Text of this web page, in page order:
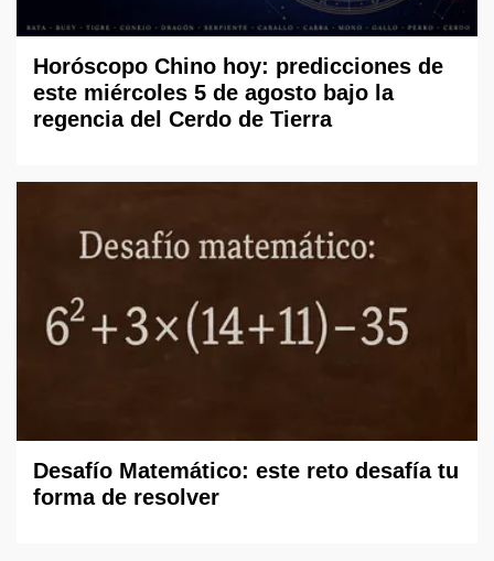
Horóscopo Chino hoy: predicciones de
este miércoles 5 de agosto bajo la
regencia del Cerdo de Tierra
Desafío Matemático: este reto desafía tu
forma de resolver